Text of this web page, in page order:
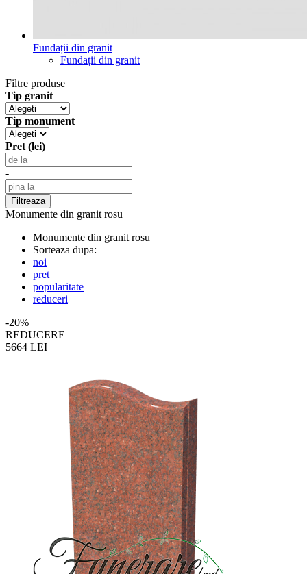
Fundații din granit
Fundații din granit
Filtre produse
Tip granit
Tip monument
Pret (lei)
-
Monumente din granit rosu
Monumente din granit rosu
Sorteaza dupa:
noi
pret
popularitate
reduceri
-20%
REDUCERE
5664 LEI